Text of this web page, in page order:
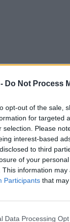
Do Not Process
opt-out of the sale,
for targeted
selection. Please
interest-based
to third
of your
This information
Participants that
Data Processing
in carica
adOttawa dal
. LaWeek 2
tappa della